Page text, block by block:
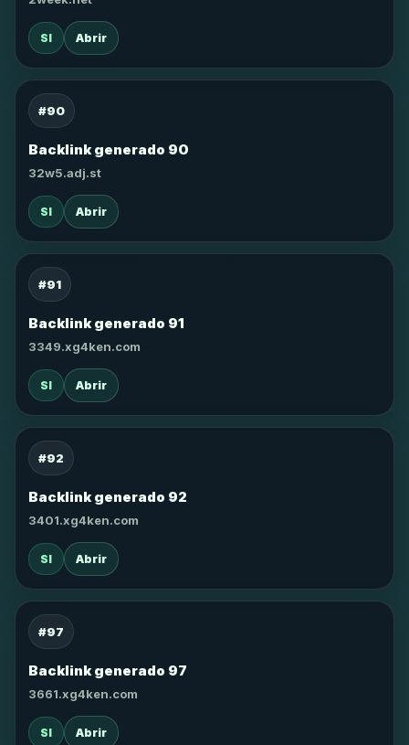
SI Abrir
#90
Backlink generado 90
32w5.adj.st
SI Abrir
#91
Backlink generado 91
3349.xg4ken.com
SI Abrir
#92
Backlink generado 92
3401.xg4ken.com
SI Abrir
#97
Backlink generado 97
3661.xg4ken.com
SI Abrir